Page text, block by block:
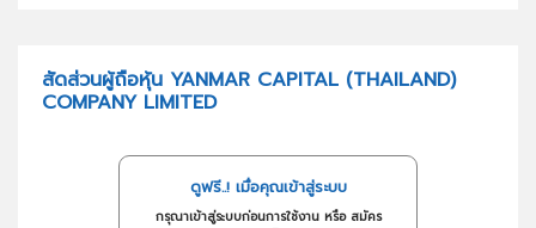
สัดส่วนผู้ถือหุ้น YANMAR CAPITAL (THAILAND)
COMPANY LIMITED
ดูฟรี..! เมื่อคุณเข้าสู่ระบบ
กรุณาเข้าสู่ระบบก่อนการใช้งาน หรือ สมัคร